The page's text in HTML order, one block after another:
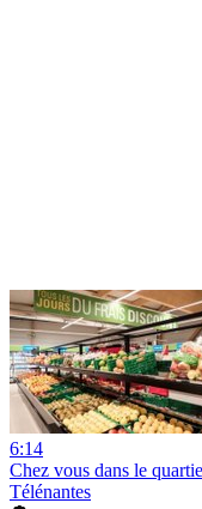
6:14
Chez vous dans le
Télénantes